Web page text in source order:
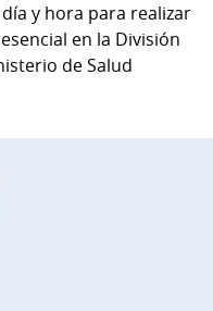
y hora para realizar
en la División
de Salud